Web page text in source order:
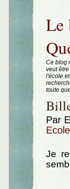
Le
Ce blog
veut
l'école
toute
Par
Je